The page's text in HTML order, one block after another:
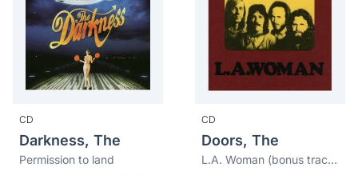
CD
Darkness, The
Permission to land
CD
Doors, The
L.A. Woman (bonus tracks)